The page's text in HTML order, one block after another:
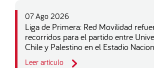
07 Ago 2026
Liga de Primera: Red Movilidad
recorridos para el partido entre
Chile y Palestino en el Estadio
Leer artículo